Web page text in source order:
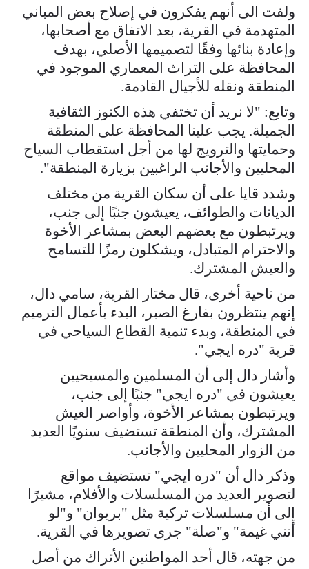
ولفت الى أنهم يفكرون في إصلاح بعض المباني
المتهدمة في القرية، بعد الاتفاق مع أصحابها،
وإعادة بنائها وفقًا لتصميمها الأصلي، بهدف
المحافظة على التراث المعماري الموجود في
المنطقة ونقله للأجيال القادمة.
وتابع: "لا نريد أن تختفي هذه الكنوز الثقافية
الجميلة. يجب علينا المحافظة على المنطقة
وحمايتها والترويج لها من أجل استقطاب السياح
المحليين والأجانب الراغبين بزيارة المنطقة".
وشدد قايا على أن سكان القرية من مختلف
الديانات والطوائف، يعيشون جنبًا إلى جنب،
ويرتبطون مع بعضهم البعض بمشاعر الأخوة
والاحترام المتبادل، ويشكلون رمزًا للتسامح
والعيش المشترك.
من ناحية أخرى، قال مختار القرية، سامي دال،
إنهم ينتظرون بفارغ الصبر، البدء بأعمال الترميم
في المنطقة، وبدء تنمية القطاع السياحي في
قرية "دره ايجي".
وأشار دال إلى أن المسلمين والمسيحيين
يعيشون في "دره ايجي" جنبًا إلى جنب،
ويرتبطون بمشاعر الأخوة، وأواصر العيش
المشترك، وأن المنطقة تستضيف سنويًا العديد
من الزوار المحليين والأجانب.
وذكر دال أن "دره ايجي" تستضيف مواقع
لتصوير العديد من المسلسلات والأفلام، مشيرًا
إلى أن مسلسلات تركية مثل "بريوان" و"لو
أنني غيمة" و"صلة" جرى تصويرها في القرية.
من جهته، قال أحد المواطنين الأتراك من أصل